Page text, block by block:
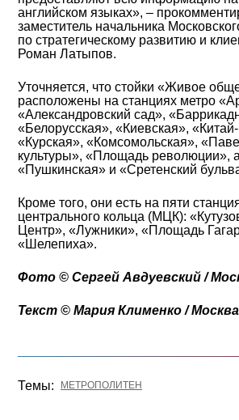
английском языках», –
заместитель начальника
по стратегическому развитию и
Роман Латыпов.
Уточняется, что стойки «Живое
расположены на станциях метро
«Александровский сад»,
«Белорусская», «Киевская»,
«Курская», «Комсомольская»,
культуры», «Площадь революции»,
«Пушкинская» и «Сретенский
Кроме того, они есть на пяти
центрального кольца (МЦК):
Центр», «Лужники», «Площадь
«Шелепиха».
Фото © Сергей Авдуевский /
Текст © Мария Клименко /
Темы: МЕТРОПОЛИТЕН